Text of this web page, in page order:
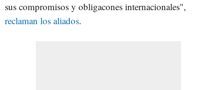
sus compromisos y obligacones internacionales",
reclaman los aliados.